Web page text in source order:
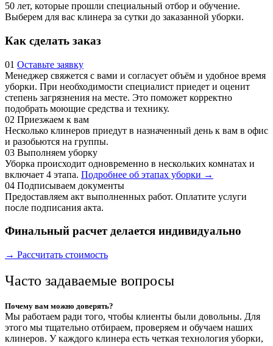
50 лет, которые прошли специальный отбор и обучение.
Выберем для вас клинера за сутки до заказанной уборки.
Как сделать заказ
01 Оставьте заявку
Менеджер свяжется с вами и согласует объём и удобное время
уборки. При необходимости специалист приедет и оценит
степень загрязнения на месте. Это поможет корректно
подобрать моющие средства и технику.
02 Приезжаем к вам
Несколько клинеров приедут в назначенный день к вам в офис
и разобьются на группы.
03 Выполняем уборку
Уборка происходит одновременно в нескольких комнатах и
включает 4 этапа. Подробнее об этапах уборки →
04 Подписываем документы
Предоставляем акт выполненных работ. Оплатите услуги
после подписания акта.
Финальный расчет делается индивидуально
→ Рассчитать стоимость
Часто задаваемые вопросы
Почему вам можно доверять?
Мы работаем ради того, чтобы клиенты были довольны. Для
этого мы тщательно отбираем, проверяем и обучаем наших
клинеров. У каждого клинера есть четкая технология уборки,